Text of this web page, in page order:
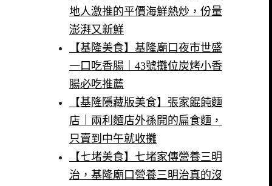
地人激推的平價海鮮熱炒，份量
澎湃又新鮮
【基隆美食】基隆廟口夜市世盛
一口吃香腸｜43號攤位炭烤小香
腸必吃推薦
【基隆隱藏版美食】張家餛飩麵
店｜兩利麵店外孫開的扁食麵，
只賣到中午就收攤
【七堵美食】七堵家傳營養三明
治，基隆廟口營養三明治真的沒